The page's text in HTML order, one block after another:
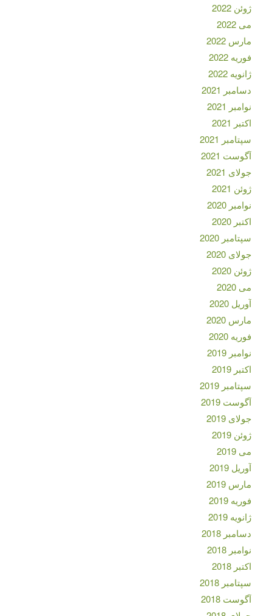
ژوئن 2022
می 2022
مارس 2022
فوریه 2022
ژانویه 2022
دسامبر 2021
نوامبر 2021
اکتبر 2021
سپتامبر 2021
آگوست 2021
جولای 2021
ژوئن 2021
نوامبر 2020
اکتبر 2020
سپتامبر 2020
جولای 2020
ژوئن 2020
می 2020
آوریل 2020
مارس 2020
فوریه 2020
نوامبر 2019
اکتبر 2019
سپتامبر 2019
آگوست 2019
جولای 2019
ژوئن 2019
می 2019
آوریل 2019
مارس 2019
فوریه 2019
ژانویه 2019
دسامبر 2018
نوامبر 2018
اکتبر 2018
سپتامبر 2018
آگوست 2018